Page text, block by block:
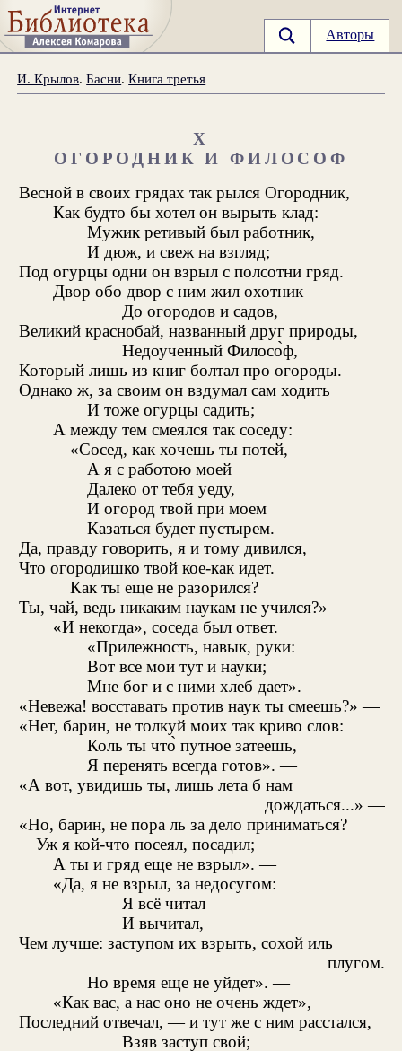
Авторы
И. Крылов.Басни.Книга третья
X
ОГОРОДНИК И ФИЛОСОФ
Весной в своих грядах так рылся Огородник,
Как будто бы хотел он вырыть клад:
Мужик ретивый был работник,
И дюж, и свеж на взгляд;
Под огурцы одни он взрыл с полсотни гряд.
Двор обо двор с ним жил охотник
До огородов и садов,
Великий краснобай, названный друг природы,
Недоученный Филосо̀ф,
Который лишь из книг болтал про огороды.
Однако ж, за своим он вздумал сам ходить
И тоже огурцы садить;
А между тем смеялся так соседу:
«Сосед, как хочешь ты потей,
А я с работою моей
Далеко от тебя уеду,
И огород твой при моем
Казаться будет пустырем.
Да, правду говорить, я и тому дивился,
Что огородишко твой кое-как идет.
Как ты еще не разорился?
Ты, чай, ведь никаким наукам не учился?»
«И некогда», соседа был ответ.
«Прилежность, навык, руки:
Вот все мои тут и науки;
Мне бог и с ними хлеб дает». —
«Невежа! восставать против наук ты смеешь?» —
«Нет, барин, не толкуй моих так криво слов:
Коль ты что̀ путное затеешь,
Я перенять всегда готов». —
«А вот, увидишь ты, лишь лета б нам
дождаться...» —
«Но, барин, не пора ль за дело приниматься?
Уж я кой-что посеял, посадил;
А ты и гряд еще не взрыл». —
«Да, я не взрыл, за недосугом:
Я всё читал
И вычитал,
Чем лучше: заступом их взрыть, сохой иль
плугом.
Но время еще не уйдет». —
«Как вас, а нас оно не очень ждет»,
Последний отвечал, — и тут же с ним расстался,
Взяв заступ свой;